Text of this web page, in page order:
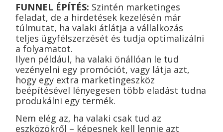
FUNNEL ÉPÍTÉS: Szintén marketinges
feladat, de a hirdetések kezelésén már
túlmutat, ha valaki átlátja a vállalkozás
teljes ügyfélszerzését és tudja optimalizálni
a folyamatot.
Ilyen például, ha valaki önállóan le tud
vezényelni egy promóciót, vagy látja azt,
hogy egy extra marketingeszköz
beépítésével lényegesen több eladást tudna
produkálni egy termék.
Nem elég az, ha valaki csak tud az
eszközökről – képesnek kell lennie azt